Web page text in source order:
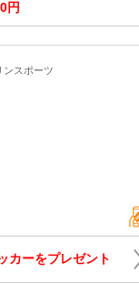
円
ンスポーツ
カーをプレゼント